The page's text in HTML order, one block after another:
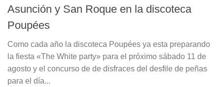
Asunción y San Roque en la discoteca
Poupées
Como cada año la discoteca Poupées ya esta preparando
la fiesta «The White party» para el próximo sábado 11 de
agosto y el concurso de de disfraces del desfile de peñas
para el día...